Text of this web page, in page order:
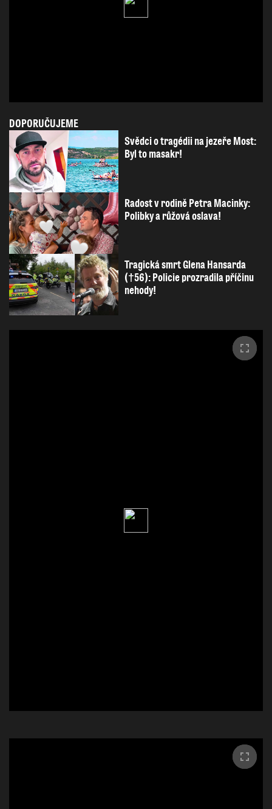
DOPORUČUJEME
Svědci o tragédii na jezeře Most:
Byl to masakr!
Radost v rodině Petra Macinky:
Polibky a růžová oslava!
Tragická smrt Glena Hansarda
(†56): Policie prozradila příčinu
nehody!